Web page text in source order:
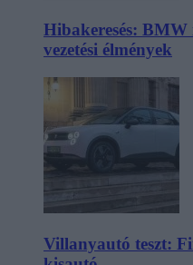
Hibakeresés: BMW
vezetési élmények
Villanyautó teszt: